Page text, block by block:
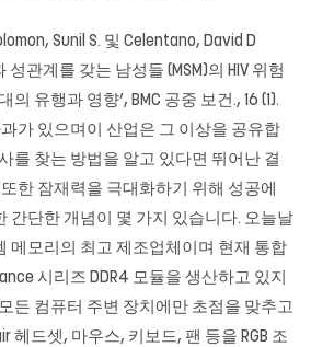
Sunil S. 및 Celentano, David D
성관계를 갖는 남성들 (MSM)의 HIV 위험
유행과 영향’, BMC 공중 보건., 16 (1).
가 있으며이 산업은 그 이상을 공유합
를 찾는 방법을 알고 있다면 뛰어난 결
한 잠재력을 극대화하기 위해 성공에
간단한 개념이 몇 가지 있습니다. 오늘날
메모리의 최고 제조업체이며 현재 통합
시리즈 DDR4 모듈을 생산하고 있지
든 컴퓨터 주변 장치에만 초점을 맞추고
헤드셋, 마우스, 키보드, 팬 등을 RGB 조